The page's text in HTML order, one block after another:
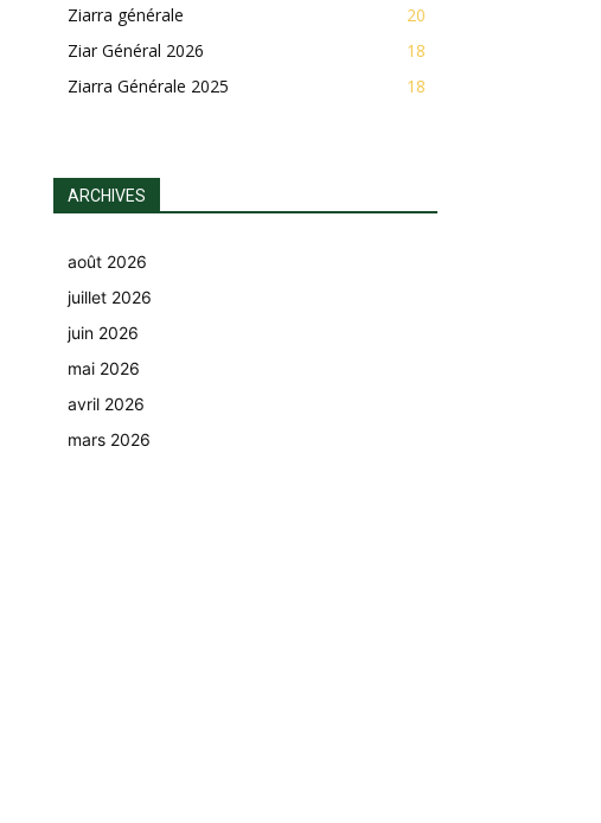
Ziarra générale
20
Ziar Général 2026
18
Ziarra Générale 2025
18
ARCHIVES
août 2026
juillet 2026
juin 2026
mai 2026
avril 2026
mars 2026